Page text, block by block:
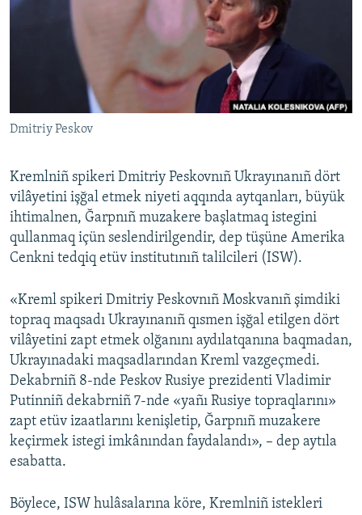
Українською
RFE/RS bütün saytları
Dmitriy Peskov
Kremlniñ spikeri Dmitriy Peskovnıñ Ukrayınanıñ dört
vilâyetini işğal etmek niyeti aqqında aytqanları, büyük
ihtimalnen, Ğarpnıñ muzakere başlatmaq istegini
qullanmaq içün seslendirilgendir, dep tüşüne Amerika
Cenkni tedqiq etüv institutınıñ talilcileri (ISW).
«Kreml spikeri Dmitriy Peskovnıñ Moskvanıñ şimdiki
topraq maqsadı Ukrayınanıñ qısmen işğal etilgen dört
vilâyetini zapt etmek olğanını aydılatqanına baqmadan,
Ukrayınadaki maqsadlarından Kreml vazgeçmedi.
Dekabrniñ 8-nde Peskov Rusiye prezidenti Vladimir
Putinniñ dekabrniñ 7-nde «yañı Rusiye topraqlarını»
zapt etüv izaatlarını kenişletip, Ğarpnıñ muzakere
keçirmek istegi imkânından faydalandı», – dep aytıla
esabatta.
Böylece, ISW hulâsalarına köre, Kremlniñ istekleri